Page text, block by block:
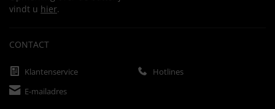
vindt u hier.
CONTACT
Klantenservice
Hotlines
E-mailadres